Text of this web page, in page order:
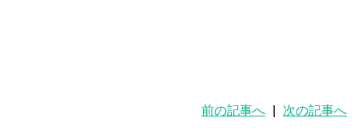
前の記事へ 次の記事へ